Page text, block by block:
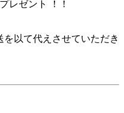
レゼント ！！
を以て代えさせていただき